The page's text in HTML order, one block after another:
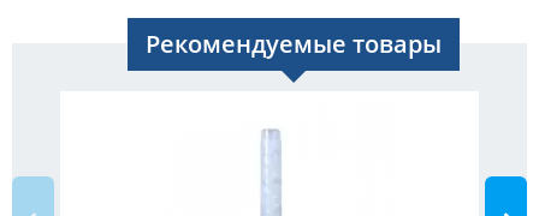
Рекомендуемые товары